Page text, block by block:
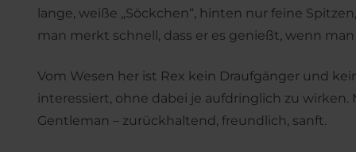
lange, weiße „Söckchen“, hinten nur feine
man merkt schnell, dass er es genießt, wenn
Vom Wesen her ist Rex kein Draufgänger und
interessiert, ohne dabei je aufdringlich zu
Gentleman – zurückhaltend, freundlich, sanft.